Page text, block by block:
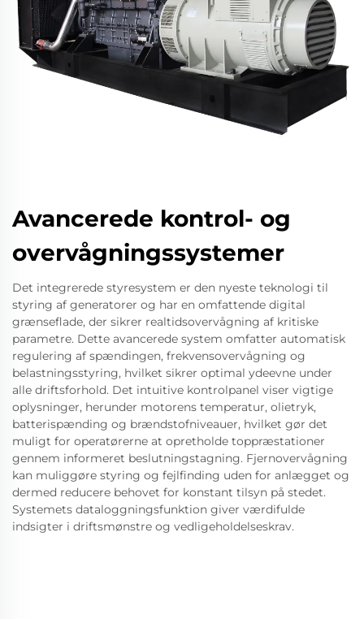
Avancerede kontrol- og
overvågningssystemer
Det integrerede styresystem er den nyeste teknologi til
styring af generatorer og har en omfattende digital
grænseflade, der sikrer realtidsovervågning af kritiske
parametre. Dette avancerede system omfatter automatisk
regulering af spændingen, frekvensovervågning og
belastningsstyring, hvilket sikrer optimal ydeevne under
alle driftsforhold. Det intuitive kontrolpanel viser vigtige
oplysninger, herunder motorens temperatur, olietryk,
batterispænding og brændstofniveauer, hvilket gør det
muligt for operatørerne at opretholde toppræstationer
gennem informeret beslutningstagning. Fjernovervågning
kan muliggøre styring og fejlfinding uden for anlægget og
dermed reducere behovet for konstant tilsyn på stedet.
Systemets dataloggningsfunktion giver værdifulde
indsigter i driftsmønstre og vedligeholdelseskrav.